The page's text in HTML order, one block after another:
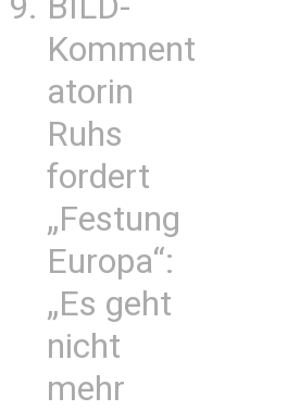
Komment
atorin
Ruhs
fordert
„Festung
Europa“:
„Es geht
nicht
mehr